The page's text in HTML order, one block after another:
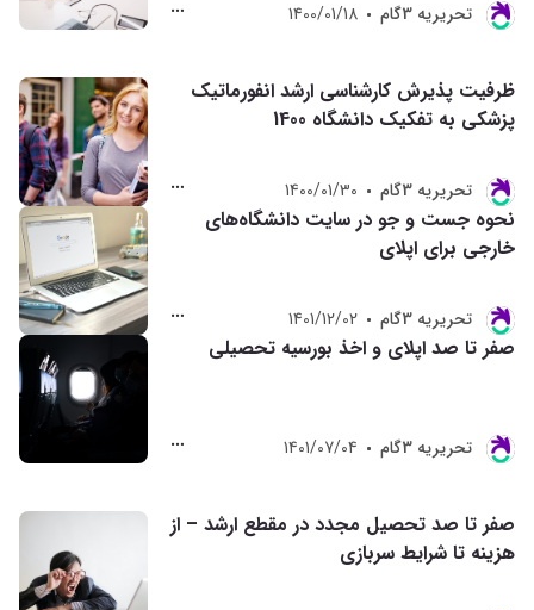
تحريريه 3گام 1400/01/18
ظرفیت پذیرش کارشناسی ارشد انفورماتیک
پزشکی به تفکیک دانشگاه 1400
تحريريه 3گام 1400/01/30
نحوه جست و جو در سایت دانشگاه‌های
خارجی برای اپلای
تحريريه 3گام 1401/12/02
صفر تا صد اپلای و اخذ بورسیه تحصیلی
تحريريه 3گام 1401/07/04
صفر تا صد تحصیل مجدد در مقطع ارشد – از
هزینه تا شرایط سربازی